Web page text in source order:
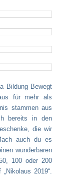
Bildung Bewegt
für mehr als
stammen aus
bereits in den
die wir
auch du es
wunderbaren
100 oder 200
2019“.